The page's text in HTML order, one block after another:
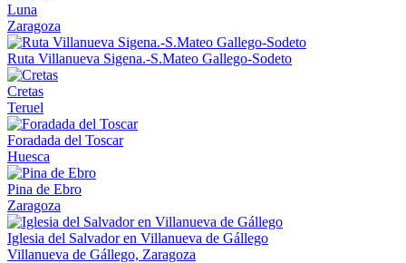
Luna
Zaragoza
Ruta Villanueva Sigena.-S.Mateo Gallego-Sodeto
Cretas
Teruel
Foradada del Toscar
Huesca
Pina de Ebro
Zaragoza
Iglesia del Salvador en Villanueva de Gállego
Villanueva de Gállego, Zaragoza